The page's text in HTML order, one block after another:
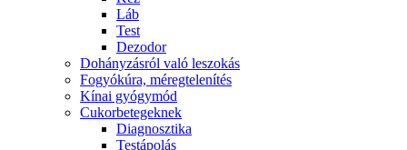
Láb
Test
Dezodor
Dohányzásról való leszokás
Fogyókúra, méregtelenítés
Kínai gyógymód
Cukorbetegeknek
Diagnosztika
Testápolás